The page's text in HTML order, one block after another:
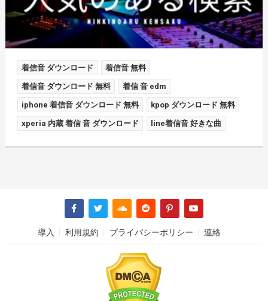
着信音 ダウンロード 着信音 無料
着信音 ダウンロード 無料 着信 音 edm
iphone 着信音 ダウンロード 無料 kpop ダウンロード 無料
xperia 内蔵 着信 音 ダウンロード line着信音 好きな曲
導入 利用規約 プライバシーポリシー 連絡